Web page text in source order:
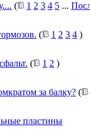
( 1 2 3 4 5 ...
( 1 2 3 4 )
( 1 2 )
за балку? (
пластины